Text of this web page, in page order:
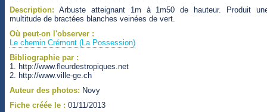
Description: Arbuste atteignant 1m à 1m50 de hauteur. Produit
multitude de bractées blanches veinées de vert.
Où peut-on l'observer :
Le chemin Crémont (La Possession)
Bibliographie par :
1. http://www.fleurdestropiques.net
2. http://www.ville-ge.ch
Auteur des photos: Novy
Fiche créée le : 01/11/2013